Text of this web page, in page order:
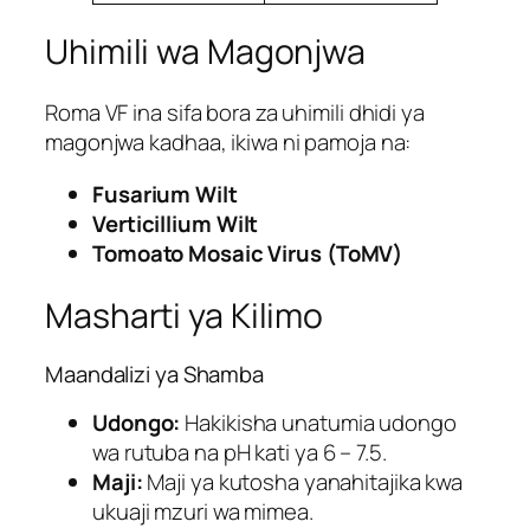
Uhimili wa Magonjwa
Roma VF ina sifa bora za uhimili dhidi ya
magonjwa kadhaa, ikiwa ni pamoja na:
Fusarium Wilt
Verticillium Wilt
Tomoato Mosaic Virus (ToMV)
Masharti ya Kilimo
Maandalizi ya Shamba
Udongo: Hakikisha unatumia udongo
wa rutuba na pH kati ya 6 – 7.5.
Maji:Maji ya kutosha yanahitajika kwa
ukuaji mzuri wa mimea.